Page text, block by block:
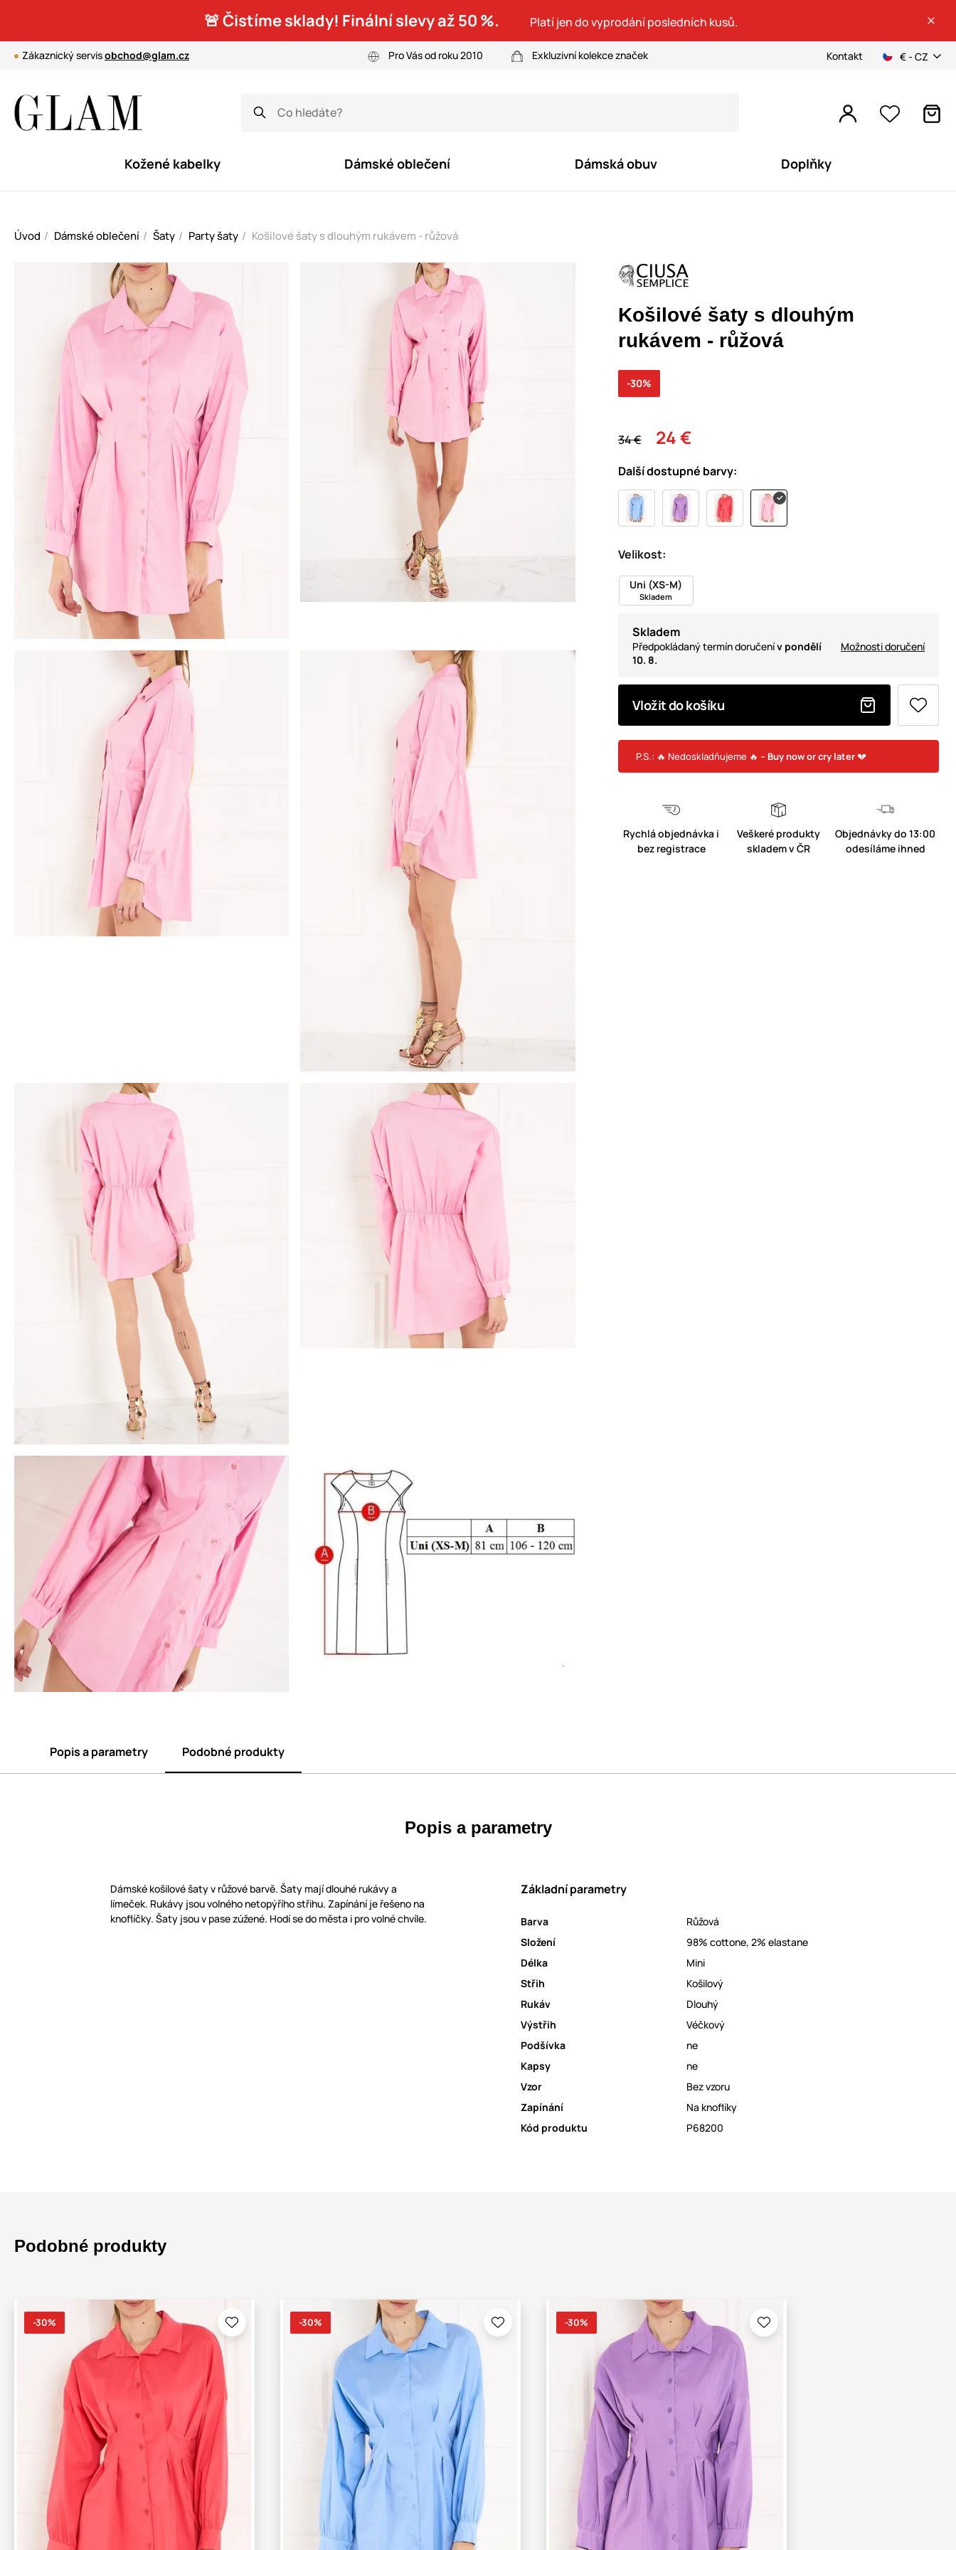
🚨 Čistíme sklady! Finální slevy až 50 %. Platí jen do vyprodání posledních kusů.
Zákaznický servisobchod@glam.cz Pro Vás od roku 2010 Exkluzivní kolekce značek Kontakt € - CZ
Kožené kabelky Dámské oblečení Dámská obuv Doplňky
Úvod Dámské oblečení Šaty Party šaty Košilové šaty s dlouhým rukávem - růžová
Košilové šaty s dlouhým
rukávem - růžová
34 € 24 €
-30%
Další dostupné barvy:
Velikost:
Uni (XS-M)
Skladem
Skladem
Předpokládaný termín doručenív pondělí
10. 8.
Možnosti doručení
Vložit do košíku
P.S.: 🔥 Nedoskladňujeme 🔥 – Buy now or cry later💔
Rychlá objednávka i
bez registrace
Veškeré produkty
skladem v ČR
Objednávky do 13:00
odesíláme ihned
Popis a parametry Podobné produkty
Popis a parametry
Dámské košilové šaty v růžové barvě. Šaty mají dlouhé rukávy a
límeček. Rukávy jsou volného netopýřího střihu. Zapínání je řešeno na
knoflíčky. Šaty jsou v pase zúžené. Hodí se do města i pro volné chvíle.
Základní parametry
Barva
Růžová
Složení
98% cottone, 2% elastane
Délka
Mini
Střih
Košilový
Rukáv
Dlouhý
Výstřih
Véčkový
Podšívka
ne
Kapsy
ne
Vzor
Bez vzoru
Zapínání
Na knoflíky
Kód produktu
P68200
Podobné produkty
-30% -30% -30%